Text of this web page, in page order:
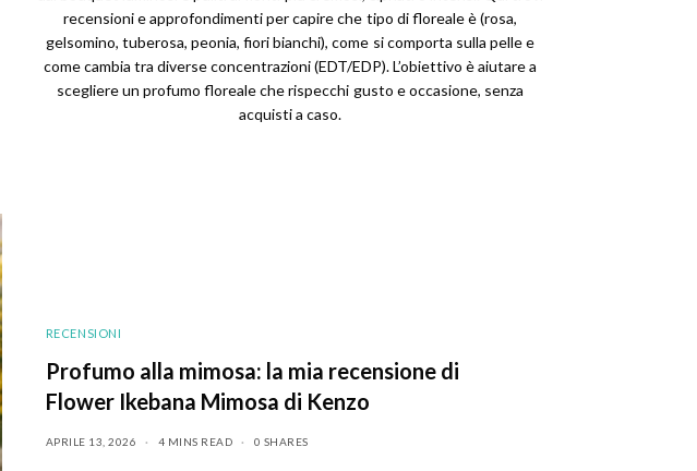
recensioni e approfondimenti per capire che tipo di floreale è (rosa,
gelsomino, tuberosa, peonia, fiori bianchi), come si comporta sulla pelle e
come cambia tra diverse concentrazioni (EDT/EDP). L’obiettivo è aiutare a
scegliere un profumo floreale che rispecchi gusto e occasione, senza
acquisti a caso.
RECENSIONI
Profumo alla mimosa: la mia recensione di
Flower Ikebana Mimosa di Kenzo
APRILE 13, 2026 4 MINS READ 0 SHARES